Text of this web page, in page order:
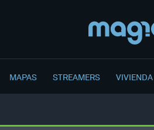
MAPAS STREAMERS VIVIENDA